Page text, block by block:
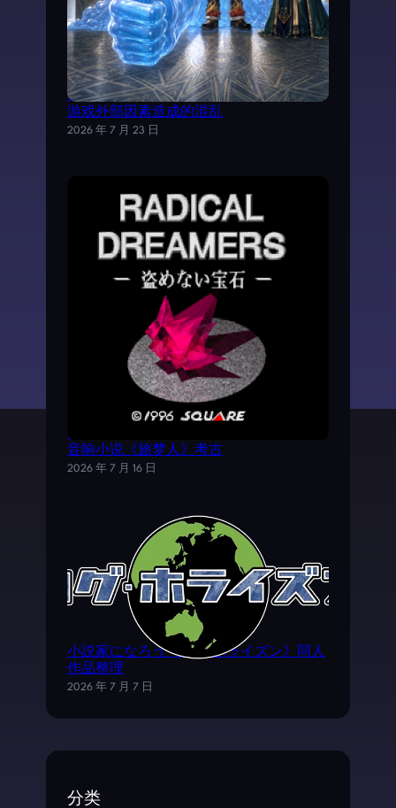
试以AI分析《魔力宝贝》日文剧情，理清
游戏外部因素造成的混乱
2026 年 7 月 23 日
音响小说《旅梦人》考古
2026 年 7 月 16 日
小説家になろう《ログ·ホライズン》同人
作品整理
2026 年 7 月 7 日
分类